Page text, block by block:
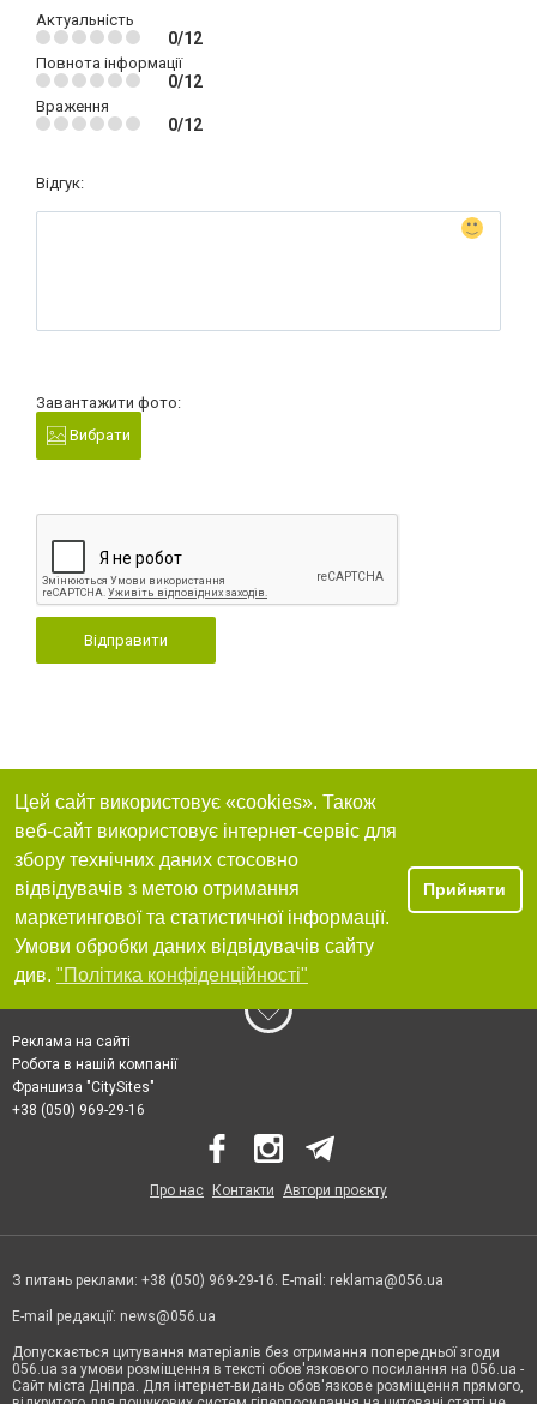
Актуальність
0/12
Повнота інформації
0/12
Враження
0/12
Відгук:
Завантажити фото:
Вибрати
Відправити
Цей сайт використовує «cookies». Також
веб-сайт використовує інтернет-сервіс для
збору технічних даних стосовно
відвідувачів з метою отримання
маркетингової та статистичної інформації.
Умови обробки даних відвідувачів сайту
див. "Політика конфіденційності"
Прийняти
Реклама на сайті
Робота в нашій компанії
Франшиза "CitySites"
+38 (050) 969-29-16
Про нас Контакти Автори проєкту
З питань реклами: +38 (050) 969-29-16. E-mail: reklama@056.ua
E-mail редакції: news@056.ua
Допускається цитування матеріалів без отримання попередньої згоди
056.ua за умови розміщення в тексті обов'язкового посилання на 056.ua -
Сайт міста Дніпра. Для інтернет-видань обов'язкове розміщення прямого,